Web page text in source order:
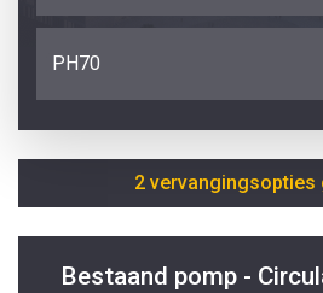
PH70
2 vervangingsopties
Bestaand pomp -